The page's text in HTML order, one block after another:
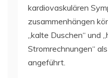
kardiovaskulären
zusammenhängen
„kalte Duschen“ und
Stromrechnungen“
angeführt.